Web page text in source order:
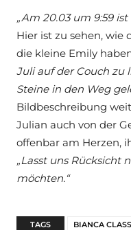
„Am 20.03 um 9:59
Hier ist zu sehen, wie
die kleine Emily
Juli auf der Couch zu
Steine in den Weg
Bildbeschreibung
Julian auch von der
offenbar am Herzen,
„Lasst uns Rücksicht
möchten.“
TAGS BIANCA